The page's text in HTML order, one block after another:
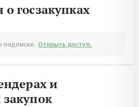
госзакупках
подписке. Открыть доступ.
и